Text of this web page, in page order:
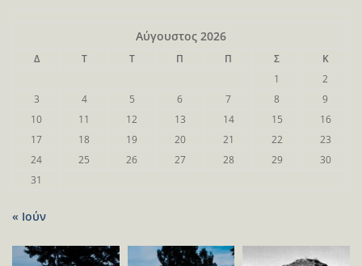
Αύγουστος 2026
Δ Τ Τ Π Π Σ
Κ
1
2
3
4 5 6 7 8
9
10
11 12 13 14 15
16
17
18 19 20 21 22
23
24
25 26 27 28 29
30
31
« Ιούν